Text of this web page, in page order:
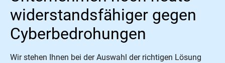
widerstandsfähiger gegen
Cyberbedrohungen
Wir stehen Ihnen bei der Auswahl der richtigen Lösung